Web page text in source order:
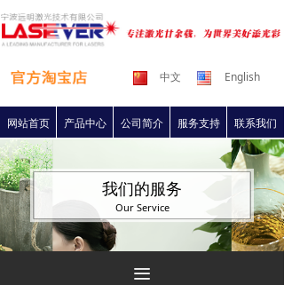
中文 English
网站首页 产品中心 公司简介 服务支持 联系我们
我们的服务
Our Service
끀